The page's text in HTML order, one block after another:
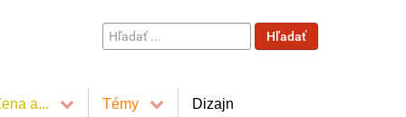
Hľadať
...
Hľadať
a... Témy Dizajn